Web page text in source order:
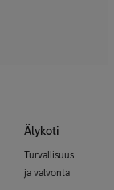
Älykoti
Turvallisuus
ja valvonta